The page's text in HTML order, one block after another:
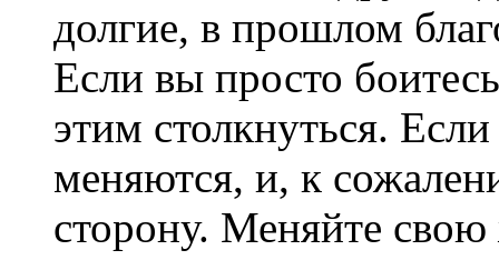
долгие, в прошлом
Если вы просто
этим столкнуться.
меняются, и, к
сторону. Меняйте свою